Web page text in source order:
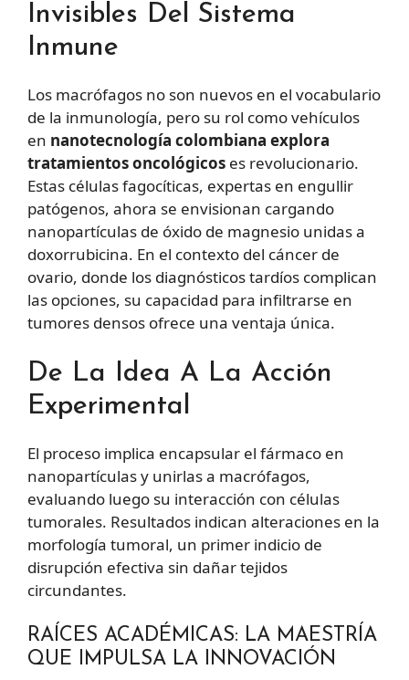
Invisibles Del Sistema
Inmune
Los macrófagos no son nuevos en el vocabulario
de la inmunología, pero su rol como vehículos
en nanotecnología colombiana explora
tratamientos oncológicos es revolucionario.
Estas células fagocíticas, expertas en engullir
patógenos, ahora se envisionan cargando
nanopartículas de óxido de magnesio unidas a
doxorrubicina. En el contexto del cáncer de
ovario, donde los diagnósticos tardíos complican
las opciones, su capacidad para infiltrarse en
tumores densos ofrece una ventaja única.
De La Idea A La Acción
Experimental
El proceso implica encapsular el fármaco en
nanopartículas y unirlas a macrófagos,
evaluando luego su interacción con células
tumorales. Resultados indican alteraciones en la
morfología tumoral, un primer indicio de
disrupción efectiva sin dañar tejidos
circundantes.
RAÍCES ACADÉMICAS: LA MAESTRÍA
QUE IMPULSA LA INNOVACIÓN